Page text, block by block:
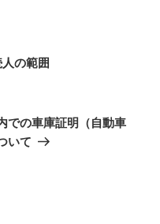
の範囲
での車庫証明（自動車
いて